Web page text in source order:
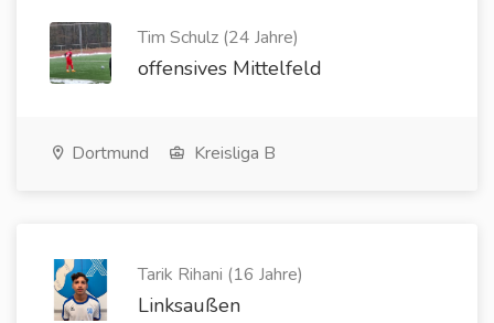
Tim Schulz (24 Jahre)
offensives Mittelfeld
Dortmund Kreisliga B
Tarik Rihani (16 Jahre)
Linksaußen